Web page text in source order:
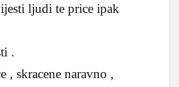
ljudi te price ipak
.
, skracene naravno ,